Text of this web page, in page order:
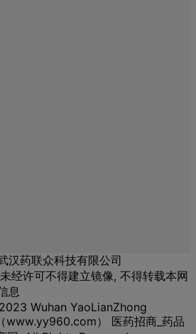
药联众科技有限公司
经许可不得建立镜像, 不得转载本网
息
Wuhan YaoLianZhong
www.yy960.com） 医药招商_药品